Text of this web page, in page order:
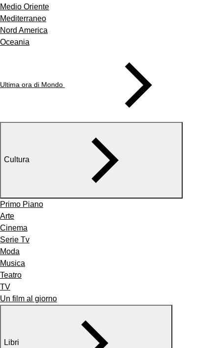
Medio Oriente
Mediterraneo
Nord America
Oceania
Ultima ora di Mondo
Cultura
Primo Piano
Arte
Cinema
Serie Tv
Moda
Musica
Teatro
TV
Un film al giorno
Libri